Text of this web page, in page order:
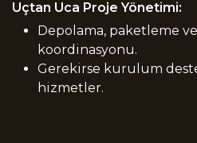
Uçtan Uca Proje Yönetimi:
Depolama, paketleme
koordinasyonu.
Gerekirse kurulum
hizmetler.